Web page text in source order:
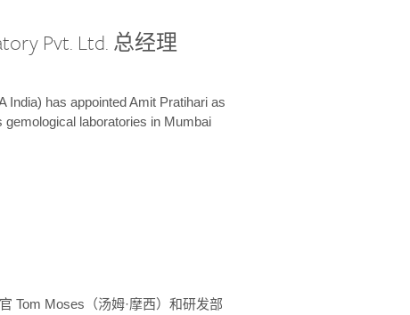
Pvt. Ltd. 总经理
India) has appointed Amit Pratihari as
gemological laboratories in Mumbai
Tom Moses（汤姆·摩西）和研发部